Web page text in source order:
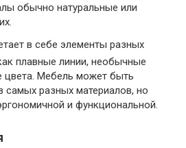
обычно натуральные или
в себе элементы разных
плавные линии, необычные
Мебель может быть
самых разных материалов, но
и функциональной.